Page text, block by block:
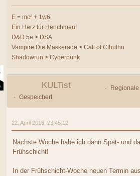
E = mc² + 1w6
Ein Herz für Henchmen!
D&D 5e > DSA
Vampire Die Maskerade > Call of Cthulhu
Shadowrun > Cyberpunk
KULTist
Regionale
Gespeichert
22. April 2016, 23:45:12
Nächste Woche habe ich dann Spät- und
Frühschicht!
In der Frühschicht-Woche neuen Termin